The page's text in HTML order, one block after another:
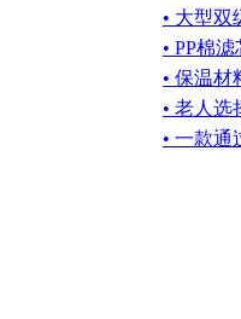
• 大型
• PP棉
• 保温材
• 老人选
• 一款通